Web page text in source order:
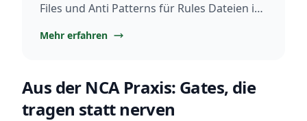
Files und Anti Patterns für Rules Dateien im
Mehr erfahren
Aus der NCA Praxis: Gates, die
tragen statt nerven